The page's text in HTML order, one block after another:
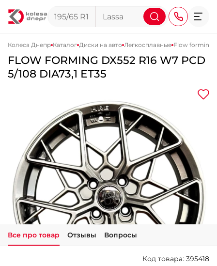
+38 (067) 113-44-44
+38 (095) 276-44-44
+38 (067) 911-14-14
- на Щепкина
+38 (098) 911-911-0
- на Тополе
+38 (098) 911-911-4
- на Калиновой
+38 (077) 7-184-184
- Донецкое шоссе
+38 (050)-911-911-2
+38 (099)-643-33-77
Колеса Днепр Каталог Диски на авто Легкосплавные Flow forming
FLOW FORMING DX552 R16 W7 PCD
5/108 DIA73,1 ET35
Все про товар Отзывы Вопросы
Код товара: 395418